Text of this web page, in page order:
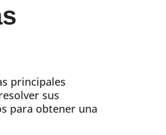
principales
sus
para obtener una